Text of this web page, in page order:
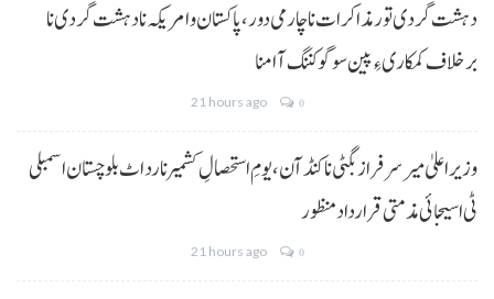
دہشت گردی تور مذاکرات نا چارمی دور،پاکستان و امریکہ نا دہشت گردی نا
برخلاف کمکاری ءِ پین سوگو کننگ آ امنا
21 hours ago 0
وزیراعلیٰ میر سرفراز بگٹی نا کنڈ آن،یومِ استحصالِ کشمیر نا رد اٹ بلوچستان اسمبلی
ٹی اسیجائی مذمتی قرارداد منظور
21 hours ago 0